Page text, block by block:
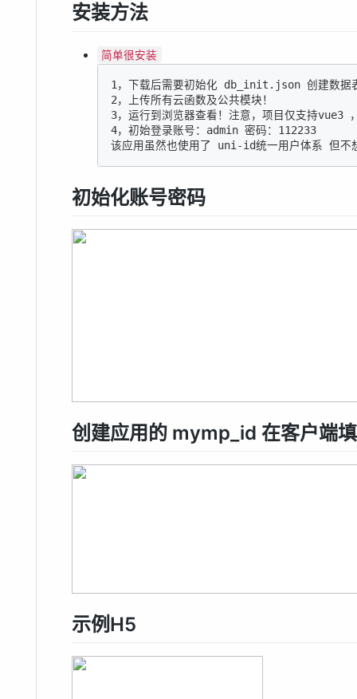
安装方法
简单很安装
1
2
3
4，初始登录账号：admin 密码： 112233
该应用虽然也使用了 uni-id统一用户体系 但
初始化账号密码
创建应用的 mymp_id 在客户端
示例H5